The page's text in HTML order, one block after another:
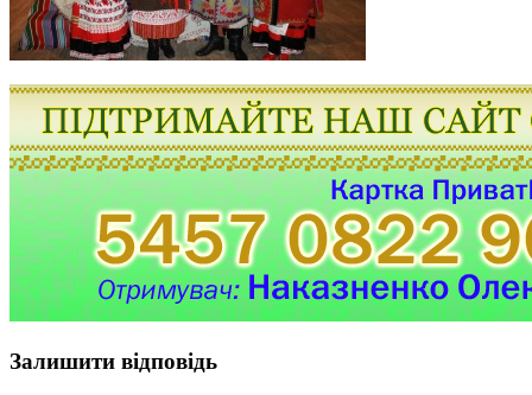
Залишити відповідь